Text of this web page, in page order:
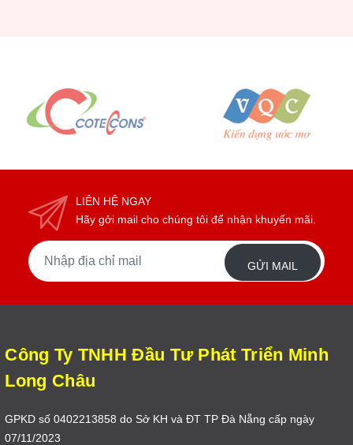
LIÊN HỆ NGAY
Hãy gởi mail cho chúng tôi để nhận khuyến mãi.
GỬI MAIL
Công Ty TNHH Đầu Tư Phát Triển Minh
Long Châu
GPKD số 0402213858 do Sở KH và ĐT TP Đà Nẵng cấp ngày
07/11/2023